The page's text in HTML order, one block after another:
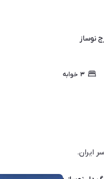
۳ خوابه
ایران.